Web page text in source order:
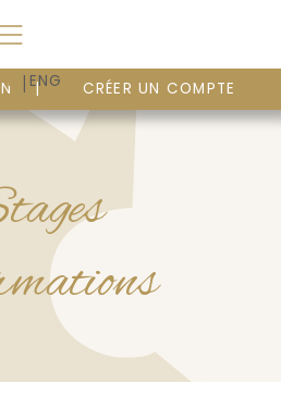
| ENG CRÉER UN COMPTE